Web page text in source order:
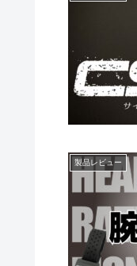
製品レビュー